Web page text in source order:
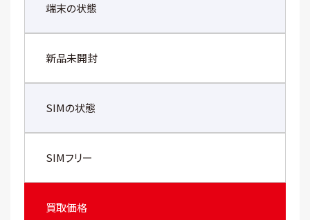
端末の状態
新品未開封
SIMの状態
SIMフリー
買取価格